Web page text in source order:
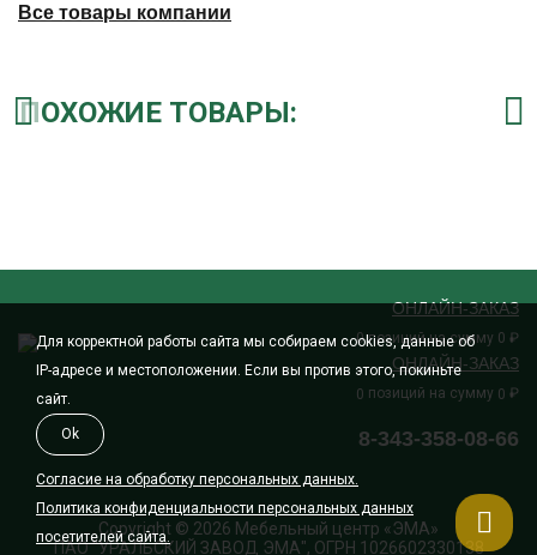
Все товары компании
ПОХОЖИЕ ТОВАРЫ:
ОНЛАЙН-ЗАКАЗ
0позиций на сумму 0 ₽
ОНЛАЙН-ЗАКАЗ
0 позиций на сумму 0 ₽
8-343-358-08-66
Copyright © 2026 Мебельный центр «ЭМА»
ПАО "УРАЛЬСКИЙ ЗАВОД ЭМА", ОГРН 1026602330138
Для корректной работы сайта мы собираем cookies, данные об
IP-адресе и местоположении. Если вы против этого, покиньте
сайт.
Ok
Согласие на обработку персональных данных.
Политика конфиденциальности персональных данных
посетителей сайта.